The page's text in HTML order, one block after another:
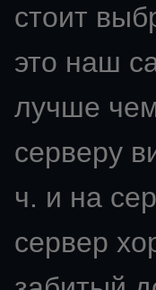
стоит
это наш
лучше
серверу
ч. и на
сервер